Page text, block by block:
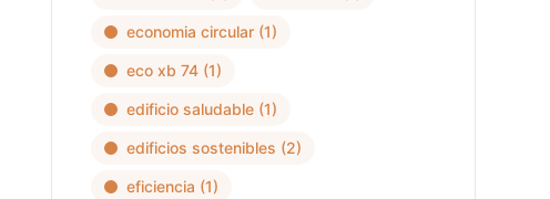
economia circular(1)
eco xb 74(1)
edificio saludable(1)
edificios sostenibles (2)
eficiencia (1)